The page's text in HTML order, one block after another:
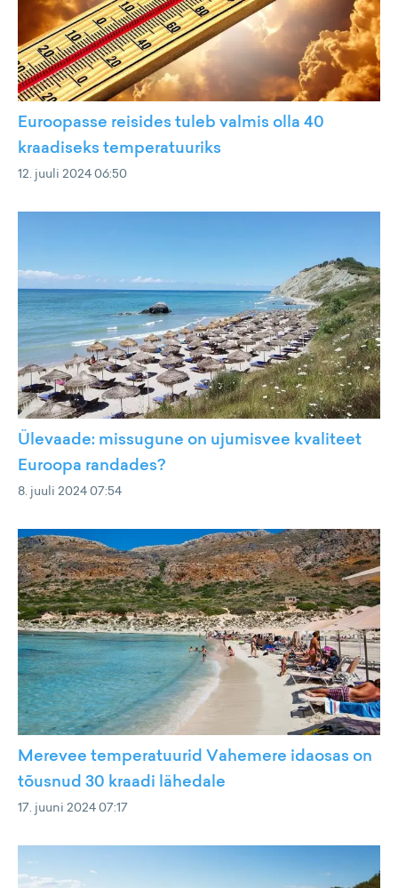
Euroopasse reisides tuleb valmis olla 40
kraadiseks temperatuuriks
12. juuli 2024 06:50
Ülevaade: missugune on ujumisvee kvaliteet
Euroopa randades?
8. juuli 2024 07:54
Merevee temperatuurid Vahemere idaosas on
tõusnud 30 kraadi lähedale
17. juuni 2024 07:17